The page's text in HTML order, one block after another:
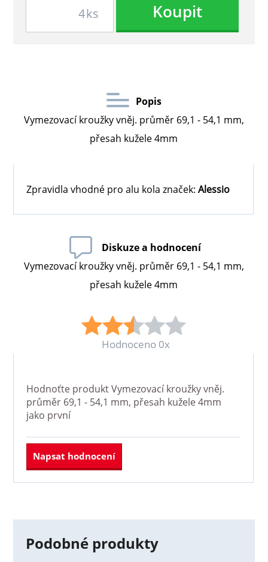
ks Koupit
Popis
Vymezovací kroužky vněj. průměr 69,1 - 54,1 mm,
přesah kužele 4mm
Zpravidla vhodné pro alu kola značek: Alessio
Diskuze a hodnocení
Vymezovací kroužky vněj. průměr 69,1 - 54,1 mm,
přesah kužele 4mm
Hodnoceno 0x
Hodnoťte produktVymezovací kroužky vněj.
průměr 69,1 - 54,1 mm, přesah kužele 4mm
jako první
Napsat hodnocení
Podobné produkty